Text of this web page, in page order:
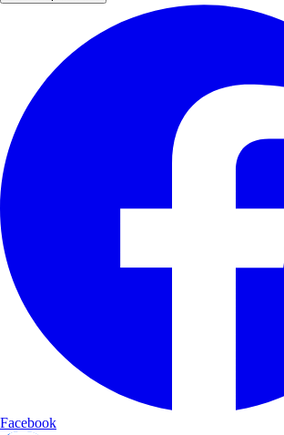
Facebook